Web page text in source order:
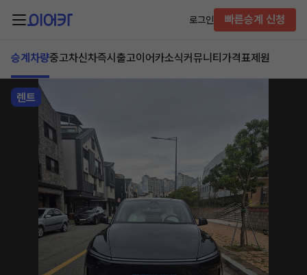
로그인 빠른승계 신청
승계차량중고차신차즉시출고이어카소식커뮤니티 가격표제원
렌트